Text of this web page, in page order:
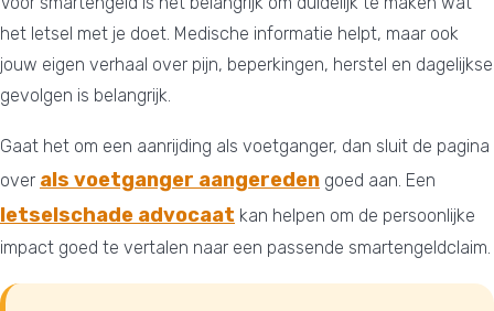
het letsel met je doet. Medische informatie helpt, maar ook
jouw eigen verhaal over pijn, beperkingen, herstel en dagelijkse
gevolgen is belangrijk.
Gaat het om een aanrijding als voetganger, dan sluit de pagina
over als voetganger aangereden goed aan. Een
letselschade advocaat kan helpen om de persoonlijke
impact goed te vertalen naar een passende smartengeldclaim.